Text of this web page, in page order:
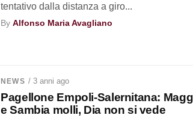
tentativo dalla distanza a giro...
ByAlfonso Maria Avagliano
NEWS / 3 anni ago
Pagellone Empoli-Salernitana:
e Sambia molli, Dia non si vede